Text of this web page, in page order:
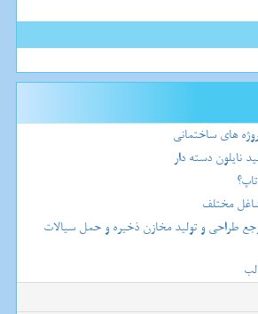
های ساختمانی
نایلون دسته دار
مختلف
طراحی و تولید مخازن ذخیره و حمل سیالات